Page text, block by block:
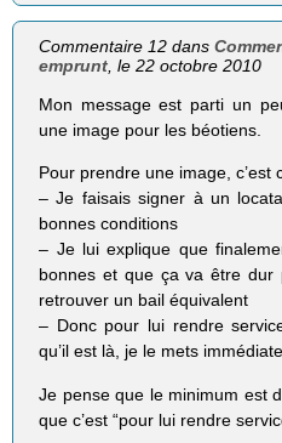
Commentaire 12 dans
emprunt, le 22 octobre 2010
Mon message est parti un
une image pour les béotiens.
Pour prendre une image, c’est
– Je faisais signer à un
bonnes conditions
– Je lui explique que
bonnes et que ça va être
retrouver un bail équivalent
– Donc pour lui rendre
qu’il est là, je le mets
Je pense que le minimum est
que c’est “pour lui rendre